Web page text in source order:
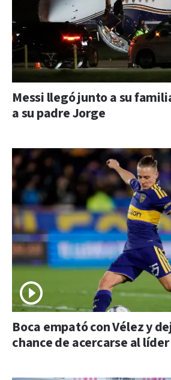
Messi llegó junto a su
a su padre Jorge
Boca empató con Vélez y
chance de acercarse al